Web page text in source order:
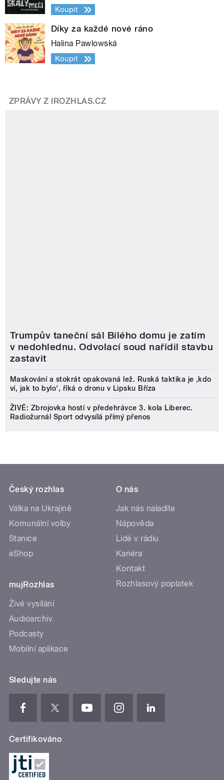
Koupit
Díky za každé nové ráno
Halina Pawlowská
Koupit
ZPRÁVY Z IROZHLAS.CZ
Trumpův taneční sál Bílého domu je zatím
v nedohlednu. Odvolací soud nařídil stavbu
zastavit
Maskování a stokrát opakovaná lež. Ruská taktika je ‚kdo
ví, jak to bylo‘, říká o dronu v Lipsku Bříza
ŽIVĚ: Zbrojovka hostí v předehrávce 3. kola Liberec.
Radiožurnál Sport odvysílá přímý přenos
Český rozhlas
Válka na Ukrajině
Komunální volby
Stanice
eShop
mujRozhlas
Živé vysílání
Audioarchiv
Podcasty
Mobilní aplikace
O nás
Jak nás naladíte
Nápověda
Lidé v rádiu
Kariéra
Kontakt
Rozhlasový poplatek
Sledujte nás
Certifikováno